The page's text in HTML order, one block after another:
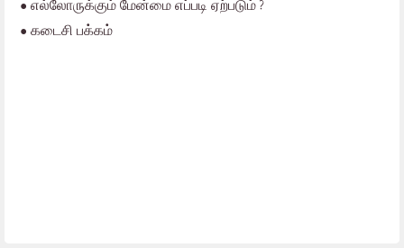
• எல்லோருக்கும் மேன்மை எப்படி ஏற்படும்?
• கடைசி பக்கம்